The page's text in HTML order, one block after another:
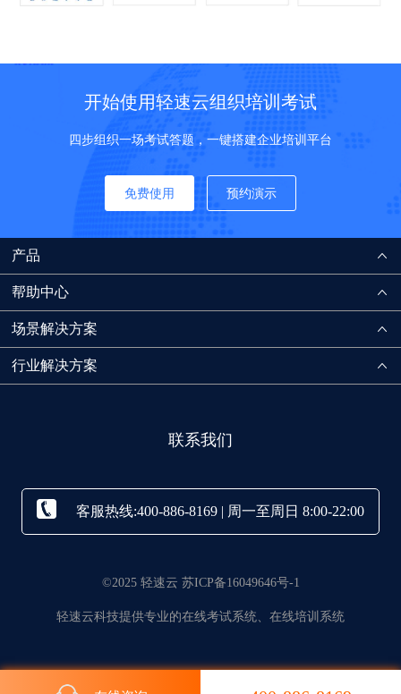
开始使用轻速云组织培训考试
四步组织一场考试答题，一键搭建企业培训平台
免费使用 预约演示
产品
帮助中心
场景解决方案
行业解决方案
联系我们
客服热线:400-886-8169 | 周一至周日 8:00-22:00
©2025 轻速云 苏ICP备16049646号-1
轻速云科技提供专业的在线考试系统、在线培训系统